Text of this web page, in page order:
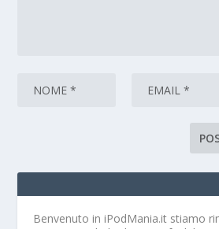
Benvenuto in iPodMania.it stiamo